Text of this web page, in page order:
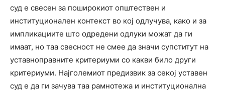
суд е свесен за поширокиот општествен и
институционален контекст во кој одлучува, како и за
импликациите што одредени одлуки можат да ги
имаат, но таа свесност не смее да значи супститут на
уставноправните критериуми со какви било други
критериуми. Најголемиот предизвик за секој уставен
суд е да ги зачува таа рамнотежа и институционална